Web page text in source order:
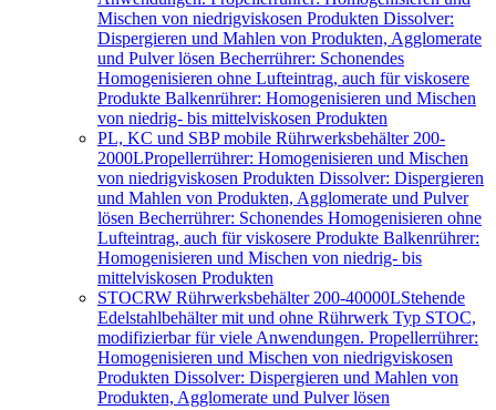
Mischen von niedrigviskosen Produkten Dissolver:
Dispergieren und Mahlen von Produkten, Agglomerate
und Pulver lösen Becherrührer: Schonendes
Homogenisieren ohne Lufteintrag, auch für viskosere
Produkte Balkenrührer: Homogenisieren und Mischen
von niedrig- bis mittelviskosen Produkten
PL, KC und SBP mobile Rührwerksbehälter 200-
2000LPropellerrührer: Homogenisieren und Mischen
von niedrigviskosen Produkten Dissolver: Dispergieren
und Mahlen von Produkten, Agglomerate und Pulver
lösen Becherrührer: Schonendes Homogenisieren ohne
Lufteintrag, auch für viskosere Produkte Balkenrührer:
Homogenisieren und Mischen von niedrig- bis
mittelviskosen Produkten
STOCRW Rührwerksbehälter 200-40000LStehende
Edelstahlbehälter mit und ohne Rührwerk Typ STOC,
modifizierbar für viele Anwendungen. Propellerrührer:
Homogenisieren und Mischen von niedrigviskosen
Produkten Dissolver: Dispergieren und Mahlen von
Produkten, Agglomerate und Pulver lösen